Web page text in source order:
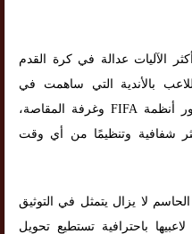
الآليات عدالة في كرة القدم
للاعب بالأندية التي ساهمت في
تطويره منذ سنواته الأولى. ومع تطور أنظمة FIFA وغرفة المقاصة،
شفافية وتنظيمًا من أي وقت
لا يزال يتمثل في التوثيق
باحترافية تستطيع تحويل